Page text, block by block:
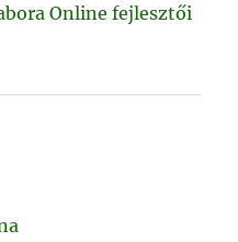
Online fejlesztői